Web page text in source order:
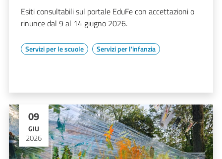
Esiti consultabili sul portale EduFe con accettazioni o
rinunce dal 9 al 14 giugno 2026.
Servizi per le scuole Servizi per l'infanzia
09
GIU
2026